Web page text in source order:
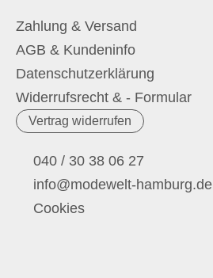
Zahlung & Versand
AGB & Kundeninfo
Datenschutzerklärung
Widerrufsrecht & - Formular
Vertrag widerrufen
040 / 30 38 06 27
info@modewelt-hamburg.de
Cookies